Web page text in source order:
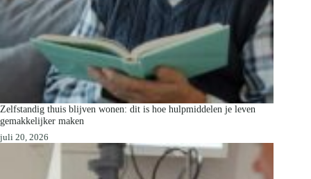
Zelfstandig thuis blijven wonen: dit is hoe hulpmiddelen je leven
gemakkelijker maken
juli 20, 2026